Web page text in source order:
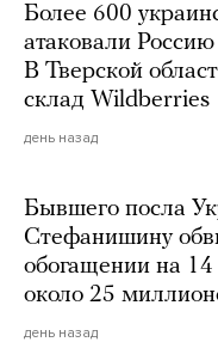
Более 600
атаковали
В Тверской
склад Wildberries
день назад
Бывшего посла
Стефанишину
обогащении на
около 25
день назад